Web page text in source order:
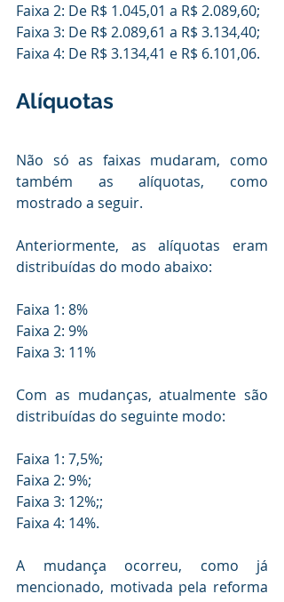
Faixa 2: De R$ 1.045,01 a R$ 2.089,60;
Faixa 3: De R$ 2.089,61 a R$ 3.134,40;
Faixa 4: De R$ 3.134,41 e R$ 6.101,06.
Alíquotas
Não só as faixas mudaram, como
também as alíquotas, como
mostrado a seguir.
Anteriormente, as alíquotas eram
distribuídas do modo abaixo:
Faixa 1: 8%
Faixa 2: 9%
Faixa 3: 11%
Com as mudanças, atualmente são
distribuídas do seguinte modo:
Faixa 1: 7,5%;
Faixa 2: 9%;
Faixa 3: 12%;;
Faixa 4: 14%.
A mudança ocorreu, como já
mencionado, motivada pela reforma